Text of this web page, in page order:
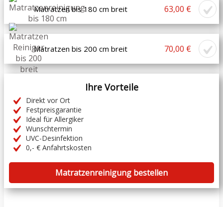
Matratzen bis 180 cm breit 63,00 €
Matratzen bis 200 cm breit 70,00 €
Ihre Vorteile
Direkt vor Ort
Festpreisgarantie
Ideal für Allergiker
Wunschtermin
UVC-Desinfektion
0,- € Anfahrtskosten
Matratzenreinigung bestellen